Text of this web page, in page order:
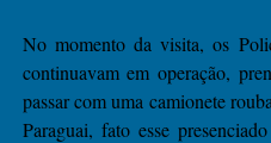
No momento da visita, os
continuavam em operação,
passar com uma camionete
Paraguai, fato esse